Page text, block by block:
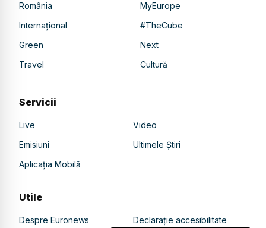
România
MyEurope
Internațional
#TheCube
Green
Next
Travel
Cultură
Servicii
Live
Video
Emisiuni
Ultimele Știri
Aplicația Mobilă
Utile
Despre Euronews Declarație accesibilitate